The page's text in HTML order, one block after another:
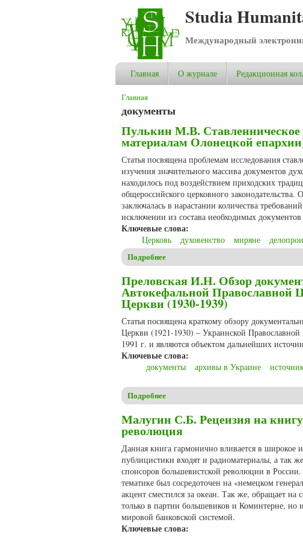
Studia
Международный
Главная О журнале Редакционная
Вы здесь
Главная
документы
Пулькин М.В. Ставленническое
материалам Олонецкой
Статья посвящена проблемам исследования
изучения значительного массива документов
находилось под воздействием приходских
общероссийского церковного законодательства.
заключалась в нарастании количества
исключении из состава необходимых
Ключевые слова:
Церковь духовенство миряне
Подробнее
Преловская И.Н. Обзор
Автокефальной Православной
Церкви (1930-1939)
Статья посвящена краткому обзору
Церкви (1921-1930) – Украинской
1991 г. и являются объектом дальнейших
Ключевые слова:
документы архивы в Украине
Подробнее
Малугин С.Б. Рецензия на
революция
Данная книга гармонично вливается в широкое
публицистики входят и радиоматериалы, а так
спонсоров большевистской революции в
тематике был сосредоточен на «немецком
акцент сместился за океан. Так же, обращает на
только в партии большевиков и Коминтерне, но
мировой банковской системой.
Ключевые слова: